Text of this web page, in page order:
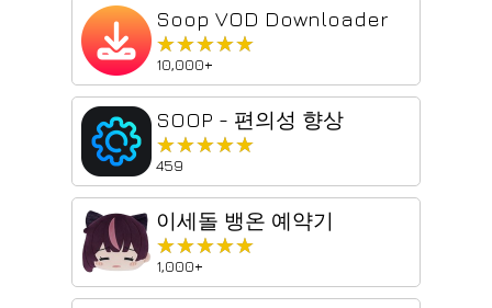
Soop VOD Downloader
★★★★★
★★★★★
10,000+
SOOP - 편의성 향상
★★★★★
★★★★★
459
이세돌 뱅온 예약기
★★★★★
★★★★★
1,000+